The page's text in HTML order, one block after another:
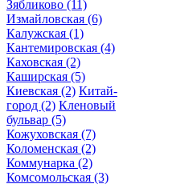
Зябликово (11)
Измайловская (6)
Калужская (1)
Кантемировская (4)
Каховская (2)
Каширская (5)
Киевская (2) Китай-
город (2) Кленовый
бульвар (5)
Кожуховская (7)
Коломенская (2)
Коммунарка (2)
Комсомольская (3)